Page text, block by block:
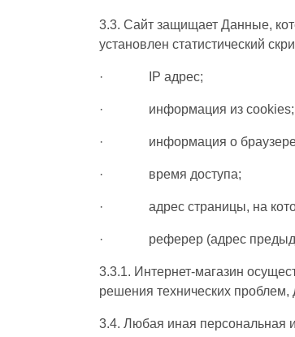
3.3. Сайт защищает Данные,
установлен статистический
· IP адрес;
· информация из cookies;
· информация о браузере
· время доступа;
· адрес страницы, на
· реферер (адрес
3.3.1. Интернет-магазин
решения технических
3.4. Любая иная персональная